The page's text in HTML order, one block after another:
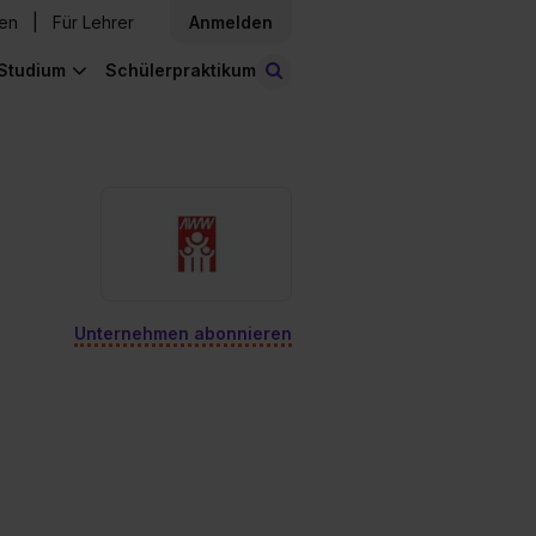
Für Lehrer Anmelden
Schülerpraktikum
Unternehmen abonnieren